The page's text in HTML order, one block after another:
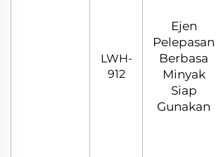
LWH-
912
Ejen
Pelepasan
Berbasa
Minyak
Siap
Gunakan